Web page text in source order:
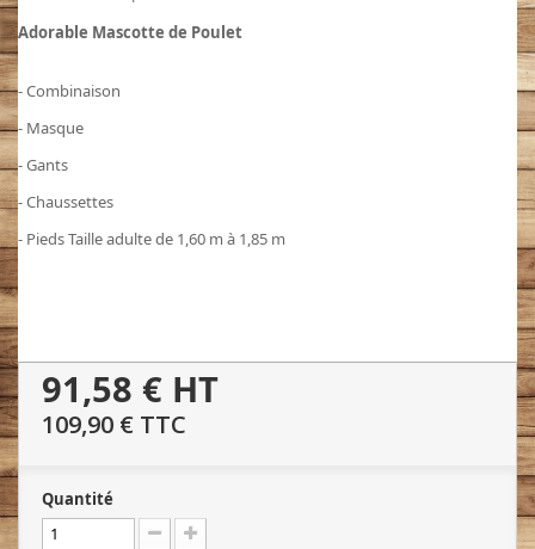
Adorable Mascotte de Poulet
- Combinaison
- Masque
- Gants
- Chaussettes
- Pieds Taille adulte de 1,60 m à 1,85 m
91,58 € HT
109,90 € TTC
Quantité